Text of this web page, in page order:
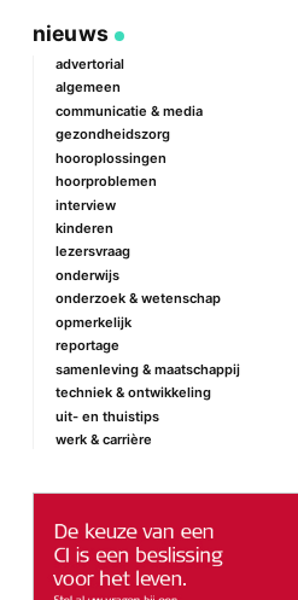
Je e-mailadres wordt niet gepubliceerd.
gemarkeerd met
*
Naam*
E-mail*
nieuws
advertorial
algemeen
communicatie & media
gezondheidszorg
hooroplossingen
hoorproblemen
interview
kinderen
lezersvraag
onderwijs
onderzoek & wetenschap
opmerkelijk
reportage
samenleving & maatschappij
techniek & ontwikkeling
uit- en thuistips
werk & carrière